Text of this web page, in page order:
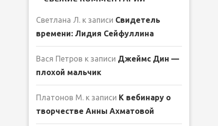
Светлана Л. к записи Свидетель
времени: Лидия Сейфуллина
Вася Петров к записи Джеймс Дин —
плохой мальчик
Платонов М. к записи К вебинару о
творчестве Анны Ахматовой